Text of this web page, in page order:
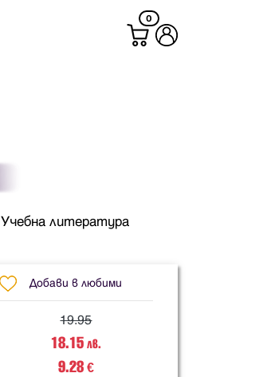
0
Учебна литература
Добави в любими
19.95
18.15лв.
9.28€